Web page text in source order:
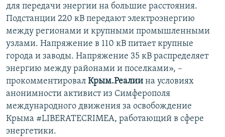
для передачи энергии на большие расстояния.
Подстанции 220 кВ передают электроэнергию
между регионами и крупными промышленными
узлами. Напряжение в 110 кВ питает крупные
города и заводы. Напряжение 35 кВ распределяет
энергию между районами и поселками», –
прокомментировал Крым.Реалии на условиях
анонимности активист из Симферополя
международного движения за освобождение
Крыма #LIBERATECRIMEA, работающий в сфере
энергетики.